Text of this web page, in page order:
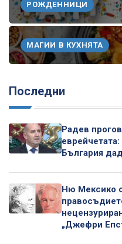
РОЖДЕННИЦИ
МАГИИ В КУХНЯТА
Последни
Радев
България
Ню Мексико
„Джефри